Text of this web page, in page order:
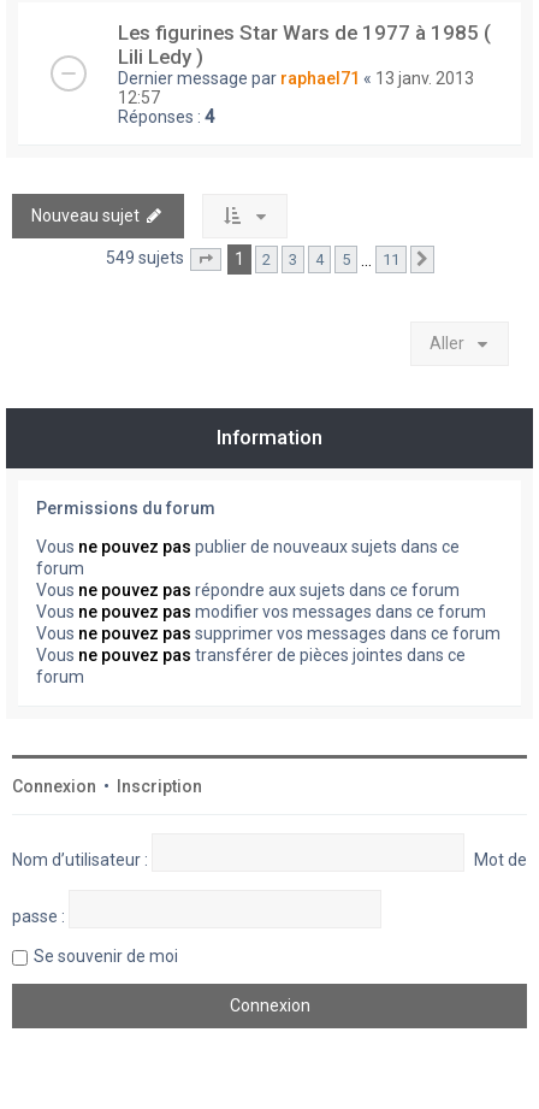
Les figurines Star Wars de 1977 à 1985 (
Lili Ledy )
Dernier message par raphael71 « 13 janv. 2013
12:57
Réponses : 4
Nouveau sujet
549 sujets Page sur11
1 2 3 4 5 11
Aller
Information
Permissions du forum
Vous ne pouvez pas publier de nouveaux sujets dans ce
forum
Vous ne pouvez pas répondre aux sujets dans ce forum
Vous ne pouvez pas modifier vos messages dans ce forum
Vous ne pouvez pas supprimer vos messages dans ce forum
Vous ne pouvez pas transférer de pièces jointes dans ce
forum
Connexion • Inscription
Nom d’utilisateur : Mot de
passe :
Se souvenir de moi